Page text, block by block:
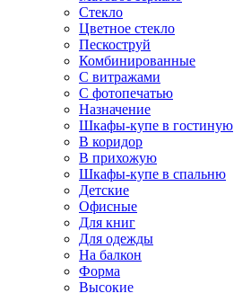
Стекло
Цветное стекло
Пескоструй
Комбинированные
С витражами
С фотопечатью
Назначение
Шкафы-купе в гостиную
В коридор
В прихожую
Шкафы-купе в спальню
Детские
Офисные
Для книг
Для одежды
На балкон
Форма
Высокие